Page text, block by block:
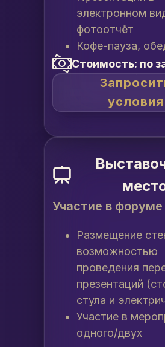
электронном
фотоотчёт
Кофе-пауза,
Стоимость: по
условия
Участие в форуме
Размещение
возможностью
проведения
презентаций
стула и
Участие в
одного/двух